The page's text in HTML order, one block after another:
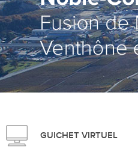
>
GUICHET VIRTUEL